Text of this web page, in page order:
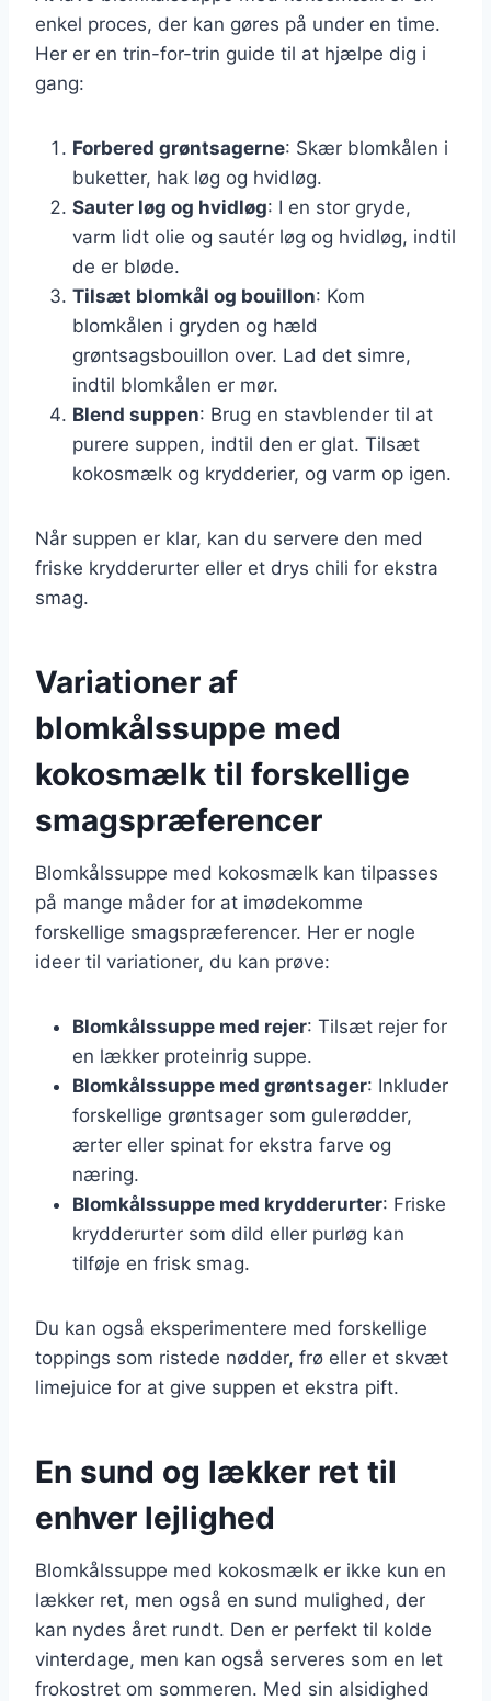
enkel proces, der kan gøres på under en time.
Her er en trin-for-trin guide til at hjælpe dig i
gang:
Forbered grøntsagerne: Skær blomkålen i
buketter, hak løg og hvidløg.
Sauter løg og hvidløg: I en stor gryde,
varm lidt olie og sautér løg og hvidløg, indtil
de er bløde.
Tilsæt blomkål og bouillon: Kom
blomkålen i gryden og hæld
grøntsagsbouillon over. Lad det simre,
indtil blomkålen er mør.
Blend suppen: Brug en stavblender til at
purere suppen, indtil den er glat. Tilsæt
kokosmælk og krydderier, og varm op igen.
Når suppen er klar, kan du servere den med
friske krydderurter eller et drys chili for ekstra
smag.
Variationer af
blomkålssuppe med
kokosmælk til forskellige
smagspræferencer
Blomkålssuppe med kokosmælk kan tilpasses
på mange måder for at imødekomme
forskellige smagspræferencer. Her er nogle
ideer til variationer, du kan prøve:
Blomkålssuppe med rejer: Tilsæt rejer for
en lækker proteinrig suppe.
Blomkålssuppe med grøntsager: Inkluder
forskellige grøntsager som gulerødder,
ærter eller spinat for ekstra farve og
næring.
Blomkålssuppe med krydderurter: Friske
krydderurter som dild eller purløg kan
tilføje en frisk smag.
Du kan også eksperimentere med forskellige
toppings som ristede nødder, frø eller et skvæt
limejuice for at give suppen et ekstra pift.
En sund og lækker ret til
enhver lejlighed
Blomkålssuppe med kokosmælk er ikke kun en
lækker ret, men også en sund mulighed, der
kan nydes året rundt. Den er perfekt til kolde
vinterdage, men kan også serveres som en let
frokostret om sommeren. Med sin alsidighed